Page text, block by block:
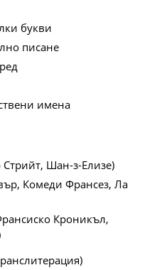
букви
писане
имена
Шан-з-Елизе)
Комеди Франсез, Ла
Кроникъл,